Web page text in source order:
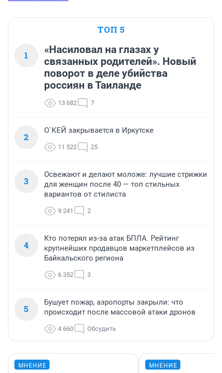
ТОП 5
1
«Насиловал на глазах у
связанных родителей». Новый
поворот в деле убийства
россиян в Таиланде
13 682 7
2
О`КЕЙ закрывается в Иркутске
11 522 25
3
Освежают и делают моложе: лучшие стрижки
для женщин после 40 — топ стильных
вариантов от стилиста
9 241 2
4
Кто потерял из-за атак БПЛА. Рейтинг
крупнейших продавцов маркетплейсов из
Байкальского региона
6 352 3
5
Бушует пожар, аэропорты закрыли: что
происходит после массовой атаки дронов
4 660 Обсудить
МНЕНИЕ МНЕНИЕ